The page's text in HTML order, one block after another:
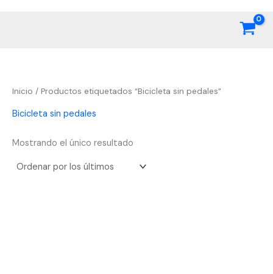
Inicio / Productos etiquetados “Bicicleta sin pedales”
Bicicleta sin pedales
Mostrando el único resultado